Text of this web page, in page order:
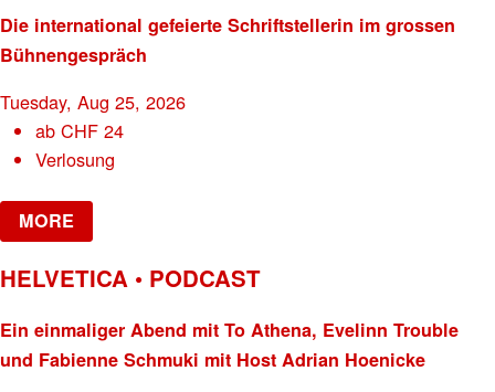
Die international gefeierte Schriftstellerin im grossen
Bühnengespräch
Tuesday, Aug 25, 2026
abCHF 24
Verlosung
MORE
HELVETICA • PODCAST
Ein einmaliger Abend mit To Athena, Evelinn Trouble
und Fabienne Schmuki mit Host Adrian Hoenicke